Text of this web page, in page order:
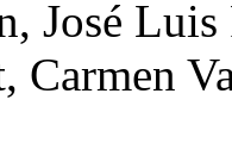
José
Carmen